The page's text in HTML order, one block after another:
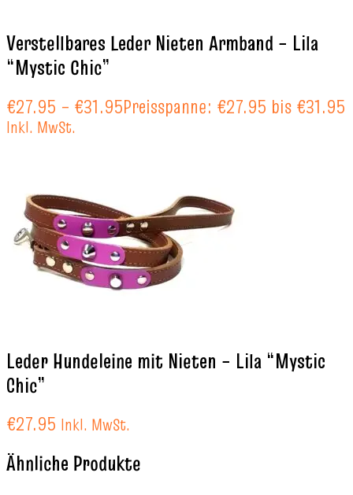
Verstellbares Leder Nieten Armband – Lila
“Mystic Chic”
€27.95 – €31.95Preisspanne: €27.95 bis €31.95
Inkl. MwSt.
Leder Hundeleine mit Nieten – Lila “Mystic
Chic”
€27.95 Inkl. MwSt.
Ähnliche Produkte